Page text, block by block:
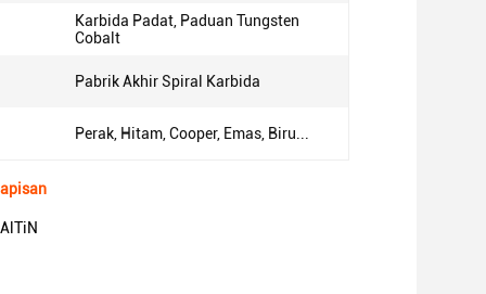
Karbida Padat, Paduan Tungsten
Cobalt
Pabrik Akhir Spiral Karbida
Perak, Hitam, Cooper, Emas, Biru...